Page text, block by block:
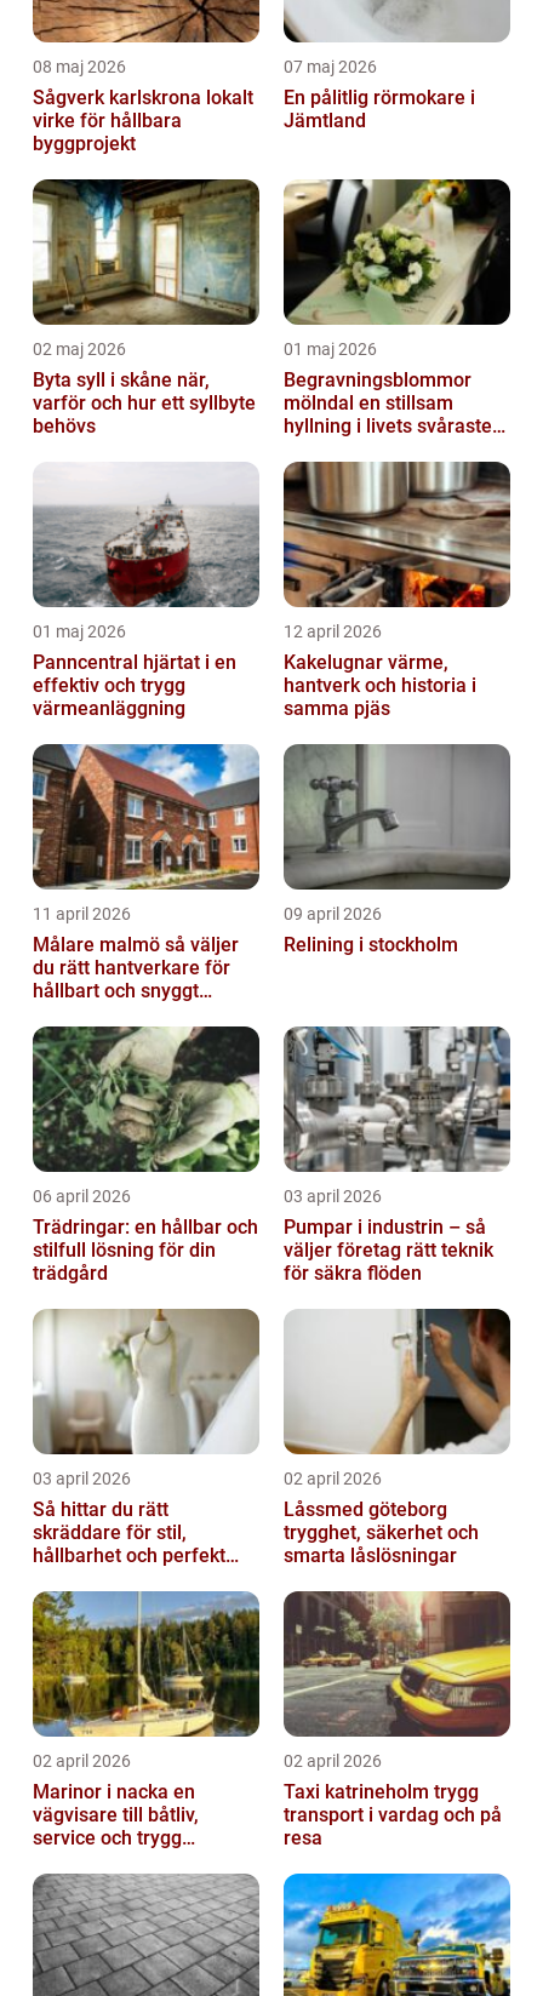
08 maj 2026
Sågverk karlskrona lokalt
virke för hållbara
byggprojekt
07 maj 2026
En pålitlig rörmokare i
Jämtland
02 maj 2026
Byta syll i skåne när,
varför och hur ett syllbyte
behövs
01 maj 2026
Begravningsblommor
mölndal en stillsam
hyllning i livets svåraste
01 maj 2026
Panncentral hjärtat i en
effektiv och trygg
värmeanläggning
12 april 2026
Kakelugnar värme,
hantverk och historia i
samma pjäs
11 april 2026
Målare malmö så väljer
du rätt hantverkare för
hållbart och snyggt
09 april 2026
Relining i stockholm
06 april 2026
Trädringar: en hållbar och
stilfull lösning för din
trädgård
03 april 2026
Pumpar i industrin – så
väljer företag rätt teknik
för säkra flöden
03 april 2026
Så hittar du rätt
skräddare för stil,
hållbarhet och perfekt
02 april 2026
Låssmed göteborg
trygghet, säkerhet och
smarta låslösningar
02 april 2026
Marinor i nacka en
vägvisare till båtliv,
service och trygg
02 april 2026
Taxi katrineholm trygg
transport i vardag och på
resa